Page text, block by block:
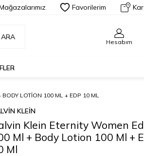
Favorilerim
ARA
Hesabım
LOTION 100 ML + EDP 10 ML
KLEIN
Klein Eternity Women
Ml + Body Lotion 100 Ml +
Ml